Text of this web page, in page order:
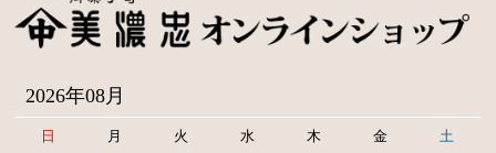
2026年08月
日 月 火 水 木 金 土